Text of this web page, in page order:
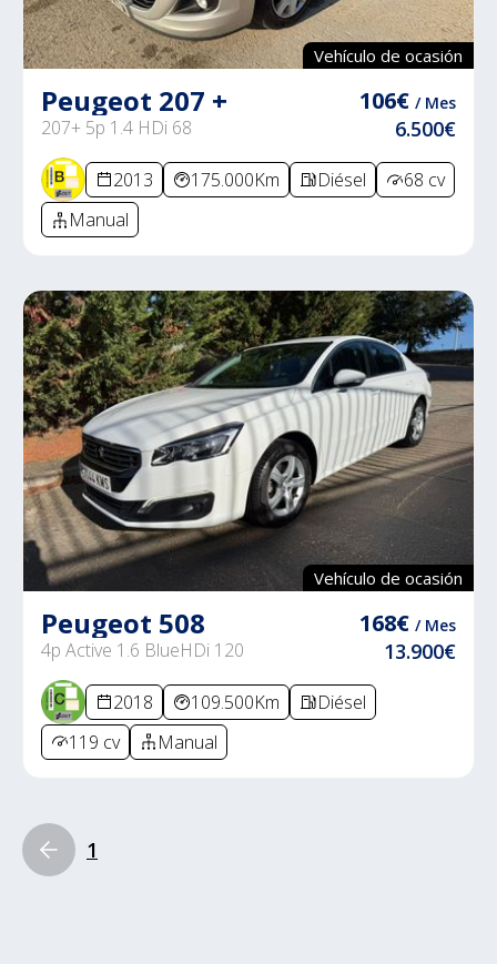
Vehículo de ocasión
Peugeot 207 +
207+ 5p 1.4 HDi 68
106€ / Mes
6.500€
2013 175.000Km Diésel
68 cv
Manual
Vehículo de ocasión
Peugeot 508
4p Active 1.6 BlueHDi 120
168€ / Mes
13.900€
2018 109.500Km
Diésel
119 cv
Manual
1